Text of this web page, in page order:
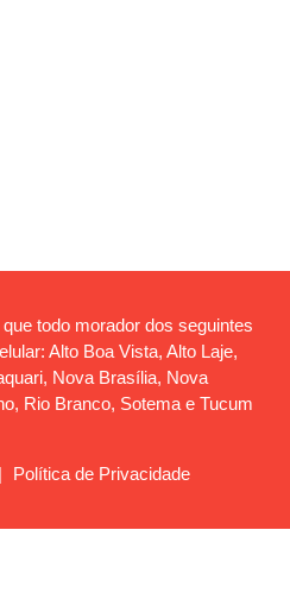
todo morador dos seguintes
Alto Boa Vista, Alto Laje,
Nova Brasília, Nova
Rio Branco, Sotema e Tucum
| Política de Privacidade